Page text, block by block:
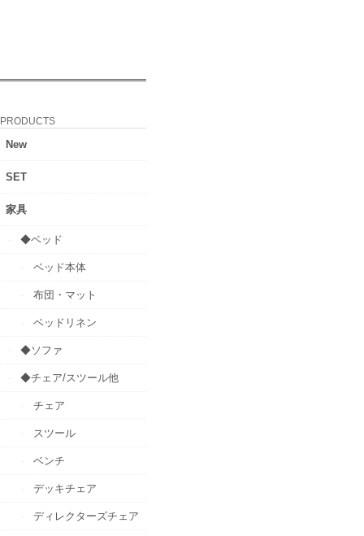
PRODUCTS
New
SET
家具
◆ベッド
ベッド本体
布団・マット
ベッドリネン
◆ソファ
◆チェア/スツール他
チェア
スツール
ベンチ
デッキチェア
ディレクターズチェア